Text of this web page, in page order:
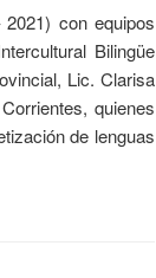
con equipos
Bilingüe
Lic. Clarisa
quienes
de lenguas